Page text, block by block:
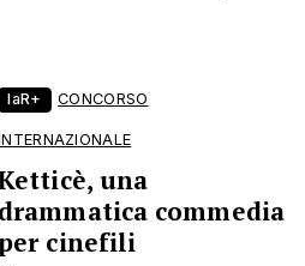
laR+ CONCORSO
una
drammatica commedia
cinefili